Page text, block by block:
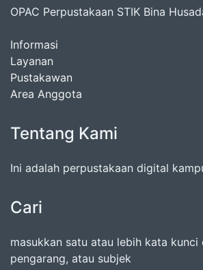
OPAC Perpustakaan STIK Bina
Informasi
Layanan
Pustakawan
Area Anggota
Tentang Kami
Ini adalah perpustakaan digital
Cari
masukkan satu atau lebih kata kunci
pengarang, atau subjek